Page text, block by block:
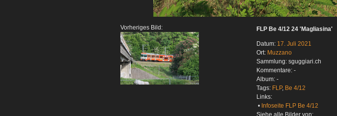
Vorheriges Bild: FLP Be 4/12 24 'Magliasina'
Datum: 17. Juli 2021
Ort: Muzzano
Sammlung: sguggiari.ch
Kommentare: -
Album: -
Tags: FLP, Be 4/12
Links:
• Infoseite FLP Be 4/12